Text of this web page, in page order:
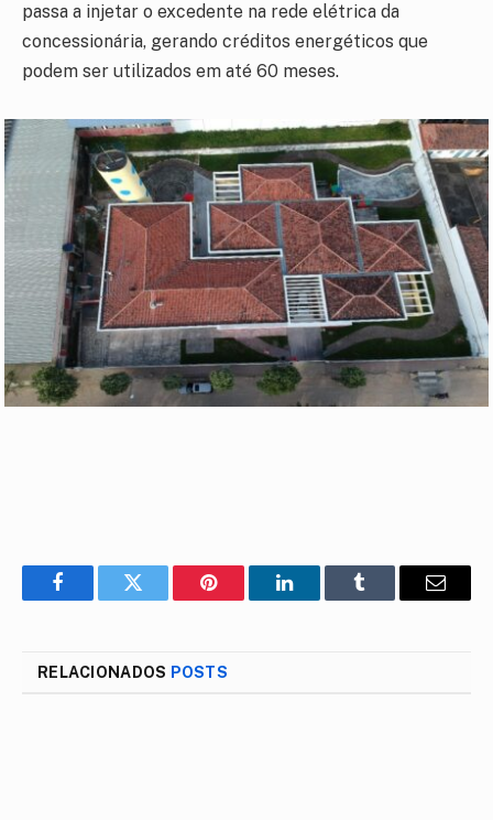
passa a injetar o excedente na rede elétrica da
concessionária, gerando créditos energéticos que
podem ser utilizados em até 60 meses.
FacebookTwitter Pinterest LinkedInTumblr
E-
RELACIONADOS POSTS